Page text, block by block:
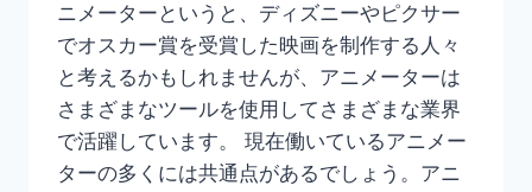
ニメーターというと、ディズニーやピクサー
でオスカー賞を受賞した映画を制作する人々
と考えるかもしれませんが、アニメーターは
さまざまなツールを使用してさまざまな業界
で活躍しています。 現在働いているアニメー
ターの多くには共通点があるでしょう。アニ